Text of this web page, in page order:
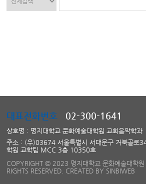
대표전화번호 02-300-1641
상호명 : 명지대학교 문화예술대학원 교회음악학
주소 : (우)03674 서울특별시 서대문구 거북골로
학원 교학팀 MCC 3층 10350호
COPYRIGHT © 2023 명지대학교 문화예술대학원
RIGHTS RESERVED. CREATED BY SINBIWEB